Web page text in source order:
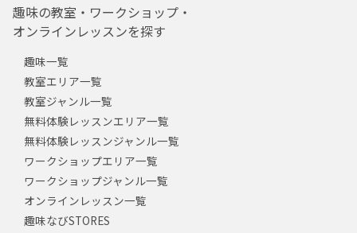
趣味の教室・ワークショップ・
オンラインレッスンを探す
趣味一覧
教室エリア一覧
教室ジャンル一覧
無料体験レッスンエリア一覧
無料体験レッスンジャンル一覧
ワークショップエリア一覧
ワークショップジャンル一覧
オンラインレッスン一覧
趣味なびSTORES